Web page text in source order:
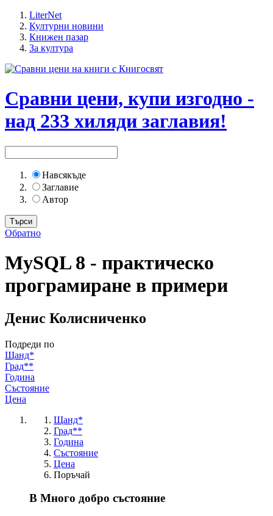
LiterNet
Културни новини
Книжен пазар
За култура
Сравни цени, купи изгодно -
над 233 хиляди заглавия!
Навсякъде
Заглавие
Автор
Обратно
MySQL 8 - практическо
програмиране в примери
Денис Колисниченко
Подреди по
Щанд*
Град**
Година
Състояние
Цена
Щанд*
Град**
Година
Състояние
Цена
Поръчай
В Много добро състояние